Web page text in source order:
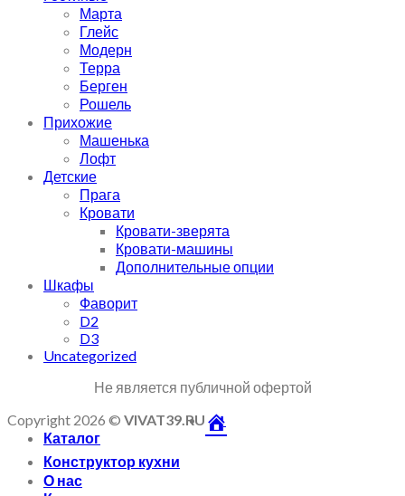
Марта
Глейс
Модерн
Терра
Берген
Рошель
Прихожие
Машенька
Лофт
Детские
Прага
Кровати
Кровати-зверята
Кровати-машины
Дополнительные опции
Шкафы
Фаворит
D2
D3
Uncategorized
Не является публичной офертой
Copyright 2026 © VIVAT39.RU
Каталог
Конструктор кухни
О нас